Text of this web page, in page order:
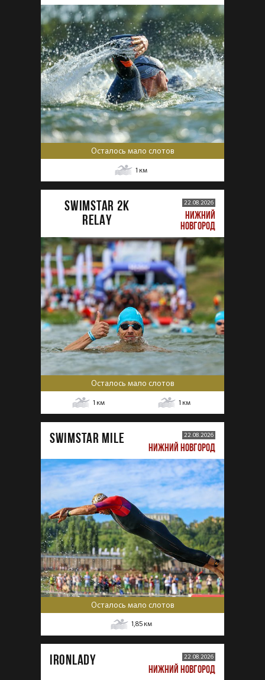
Осталось мало слотов
1 км
SWIMSTAR 2K
RELAY
22.08.2026
НИЖНИЙ
НОВГОРОД
Осталось мало слотов
1 км 1 км
SWIMSTAR MILE 22.08.2026
НИЖНИЙ НОВГОРОД
Осталось мало слотов
1,85 км
IRONLADY 22.08.2026
НИЖНИЙ НОВГОРОД